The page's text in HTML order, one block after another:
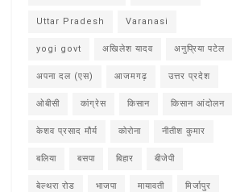
Uttar Pradesh Varanasi
yogi govt अखिलेश यादव अनुप्रिया पटेल
अपना दल (एस) आजमगढ़ उत्तर प्रदेश
ओबीसी कांग्रेस किसान किसान आंदोलन
केशव प्रसाद मौर्य कोरोना नीतीश कुमार
बलिया बसपा बिहार बीजेपी
बेल्थरा रोड भाजपा मायावती मिर्जापुर